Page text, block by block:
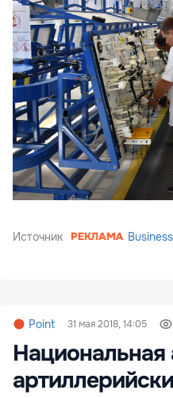
Источник
Point 31 мая 2018, 14:05